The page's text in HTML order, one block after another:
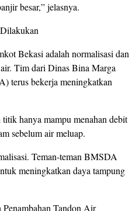
besar,” jelasnya.
Bekasi adalah normalisasi dan
Tim dari Dinas Bina Marga
terus bekerja meningkatkan
hanya mampu menahan debit
sebelum air meluap.
Teman-teman BMSDA
meningkatkan daya tampung
Tandon Air